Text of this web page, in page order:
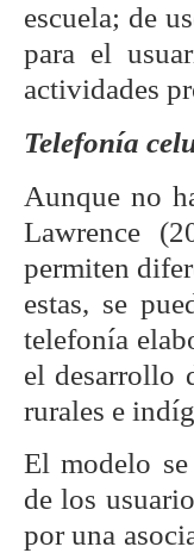
escuela; de
para el
actividades
Telefonía
Aunque no
Lawrence
permiten
estas, se
telefonía
el desarrollo
rurales e
El modelo
de los
por una